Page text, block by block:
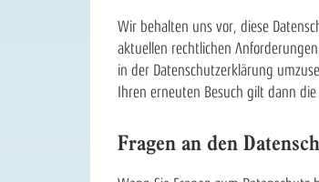
Wir behalten uns vor, diese
aktuellen rechtlichen
in der Datenschutzerklärung
Ihren erneuten Besuch gilt dann
Fragen an den